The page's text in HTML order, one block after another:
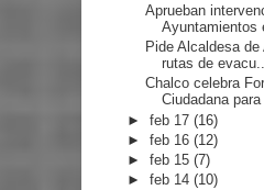
Aprueban
Ayuntamientos
Pide Alcaldesa
rutas de
Chalco celebra
Ciudadana
►feb 17(16)
►feb 16(12)
►feb 15(7)
►feb 14(10)